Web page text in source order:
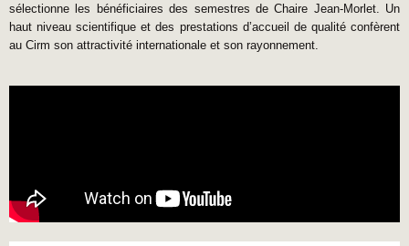
sélectionne les bénéficiaires des semestres de Chaire Jean-Morlet. Un
haut niveau scientifique et des prestations d’accueil de qualité confèrent
au Cirm son attractivité internationale et son rayonnement.